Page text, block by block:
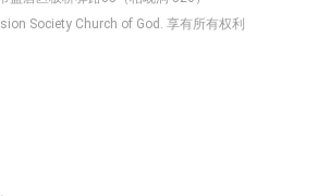
Society Church of God. 享有所有权利